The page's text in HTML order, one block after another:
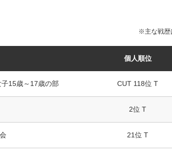
※主な戦歴
個人順位
15歳～17歳の部 CUT 118位 T
2位 T
21位 T